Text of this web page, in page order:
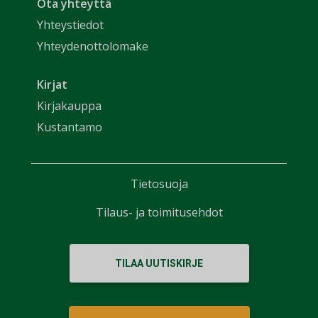
Ota yhteyttä
Yhteystiedot
Yhteydenottolomake
Kirjat
Kirjakauppa
Kustantamo
TILAA UUTISKIRJE
Tietosuoja
Tilaus- ja toimitusehdot